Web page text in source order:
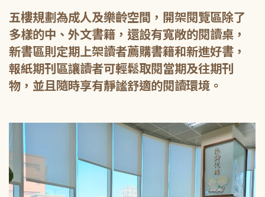
五樓規劃為成人及樂齡空間，開架閱覽區除了
多樣的中、外文書籍，還設有寬敞的閱讀桌，
新書區則定期上架讀者薦購書籍和新進好書，
報紙期刊區讓讀者可輕鬆取閱當期及往期刊
物，並且隨時享有靜謐舒適的閱讀環境。